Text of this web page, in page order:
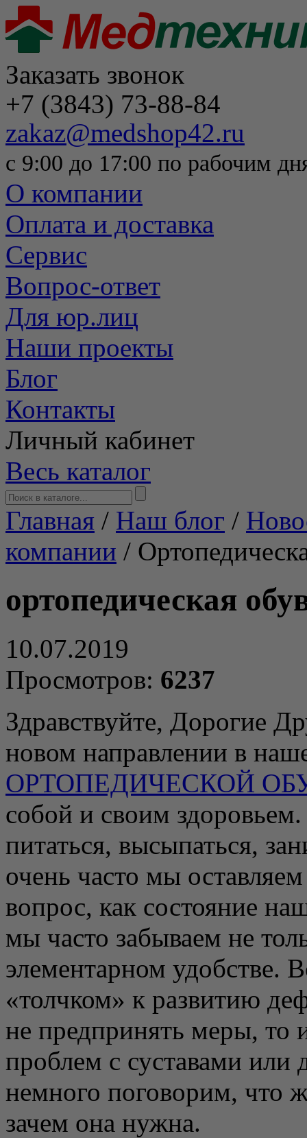
Заказать звонок
+7 (3843) 73-88-84
zakaz@medshop42.ru
с 9:00 до 17:00 по рабочим
О компании
Оплата и доставка
Сервис
Вопрос-ответ
Для юр.лиц
Наши проекты
Блог
Контакты
Личный кабинет
Весь каталог
Главная / Наш блог /
компании /
ортопедическая
10.07.2019
Просмотров: 6237
Здравствуйте, Дорогие
новом направлении в
ОРТОПЕДИЧЕСКОЙ
собой и своим
питаться, высыпаться,
очень часто мы
вопрос, как состояние
мы часто забываем не
элементарном удобстве.
«толчком» к развитию
не предпринять меры, то
проблем с суставами или
немного поговорим, что
зачем она нужна.